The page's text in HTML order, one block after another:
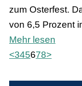
zum Osterfest.
von 6,5 Prozent
Mehr lesen
<345678>